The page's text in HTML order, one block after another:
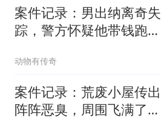
案件记录：男出纳离奇失
踪，警方怀疑他带钱跑
动物有传奇
案件记录：荒废小屋传出
阵阵恶臭，周围飞满了苍